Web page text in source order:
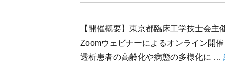
【開催概要】東京都臨床工学技士会
Zoomウェビナーによるオンライン開
透析患者の高齢化や病態の多様化に …